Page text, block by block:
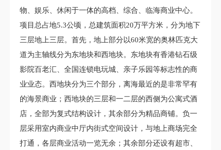
物、娱乐、休闲于一体的高档、综合、临海商业中心。
项目总占地5.3公顷，总建筑面积20万平方米，分为地下
三层地上三层。首先，地上部分以60米宽的奥林匹克大
道为主轴线分为东地块和西地块。东地块有香港钻石级
影院百老汇、全国连锁电玩城、亲子乐园等标志性的商
业业态。西地块分为三个部分，离海最近的是非常罕有
的海景商业；西地块的三层和一二层的西侧为公寓式酒
店，全部为复式结构设计，其余部分为精品商铺。负一
层采用室内商业中厅内街式空间设计，与地上商场完全
打通，各层商业活动一览无余；其余部分还设有超市、